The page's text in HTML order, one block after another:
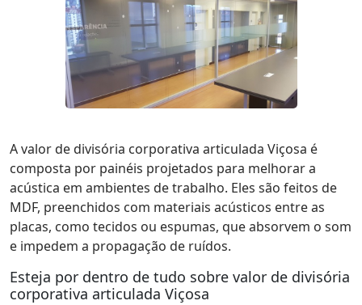
A valor de divisória corporativa articulada Viçosa é
composta por painéis projetados para melhorar a
acústica em ambientes de trabalho. Eles são feitos de
MDF, preenchidos com materiais acústicos entre as
placas, como tecidos ou espumas, que absorvem o som
e impedem a propagação de ruídos.
Esteja por dentro de tudo sobre valor de divisória
corporativa articulada Viçosa